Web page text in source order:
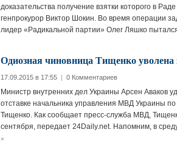
доказательства получение взятки которого в
генпрокурор Виктор Шокин. Во время операции
лидер «Радикальной партии» Олег Ляшко
Одиозная чиновница Тищенко
17.09.2015 в 17:55 | 0 Комментариев
Министр внутренних дел Украины Арсен Аваков
отставке начальника управления МВД Украины
Тищенко. Как сообщает пресс-служба МВД,
сентября, передает 24Daily.net. Напомним, в
»